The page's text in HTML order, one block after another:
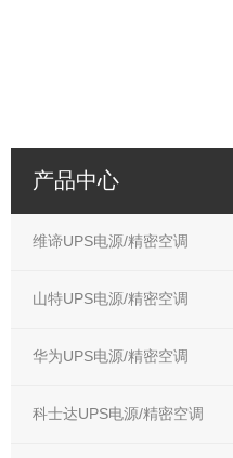
产品中心
维谛UPS电源/精密空调
山特UPS电源/精密空调
华为UPS电源/精密空调
科士达UPS电源/精密空调